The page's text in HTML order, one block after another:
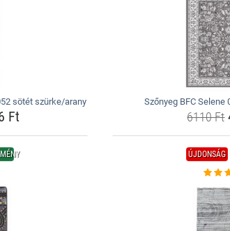
sötét szürke/arany
Ft
Szőnyeg BFC Selene
6110 Ft
ÚJDONSÁG